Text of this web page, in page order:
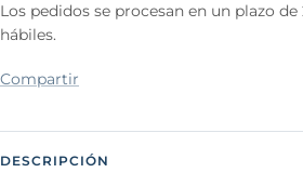
Los pedidos se procesan en un plazo
hábiles.
Compartir
DESCRIPCIÓN